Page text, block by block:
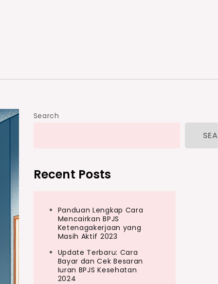
Search
Recent Posts
Panduan Lengkap Cara
Mencairkan BPJS
Ketenagakerjaan yang
Masih Aktif 2023
Update Terbaru: Cara
Bayar dan Cek Besaran
Iuran BPJS Kesehatan
2024